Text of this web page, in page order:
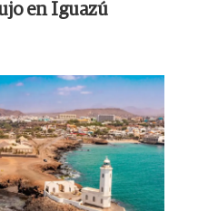
en Iguazú